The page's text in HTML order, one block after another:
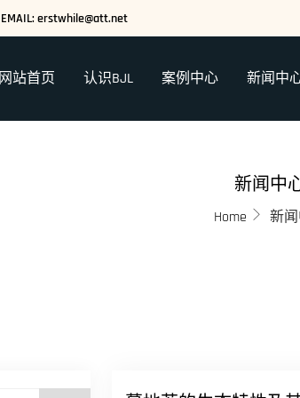
EMAIL: erstwhile@att.net
网站首页 认识BJL 案例中心 新闻中
新闻中
Home 新